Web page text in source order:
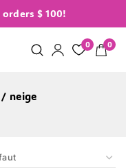
$ 100!
0 0
/ neige